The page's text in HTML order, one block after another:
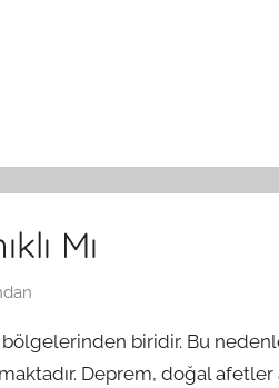
Mı
biridir. Bu
Deprem, doğal afetler